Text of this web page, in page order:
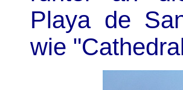
Playa de
wie